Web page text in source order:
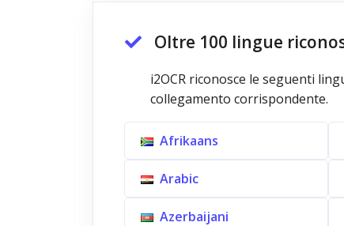
Oltre 100 lingue
i2OCR riconosce le seguenti
collegamento corrispondente.
Afrikaans
Arabic
Azerbaijani